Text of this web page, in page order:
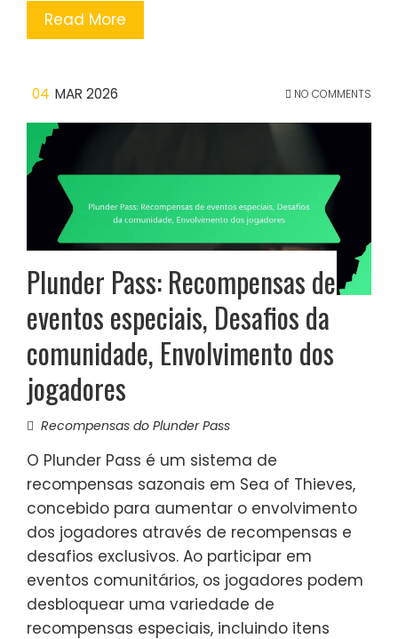
Read More
04 MAR 2026 NO COMMENTS
Plunder Pass: Recompensas de
eventos especiais, Desafios da
comunidade, Envolvimento dos
jogadores
Recompensas do Plunder Pass
O Plunder Pass é um sistema de
recompensas sazonais em Sea of Thieves,
concebido para aumentar o envolvimento
dos jogadores através de recompensas e
desafios exclusivos. Ao participar em
eventos comunitários, os jogadores podem
desbloquear uma variedade de
recompensas especiais, incluindo itens